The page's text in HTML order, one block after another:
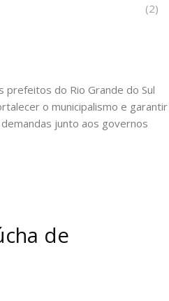
(2)
prefeitos do Rio Grande do Sul
o municipalismo e garantir
junto aos governos
de